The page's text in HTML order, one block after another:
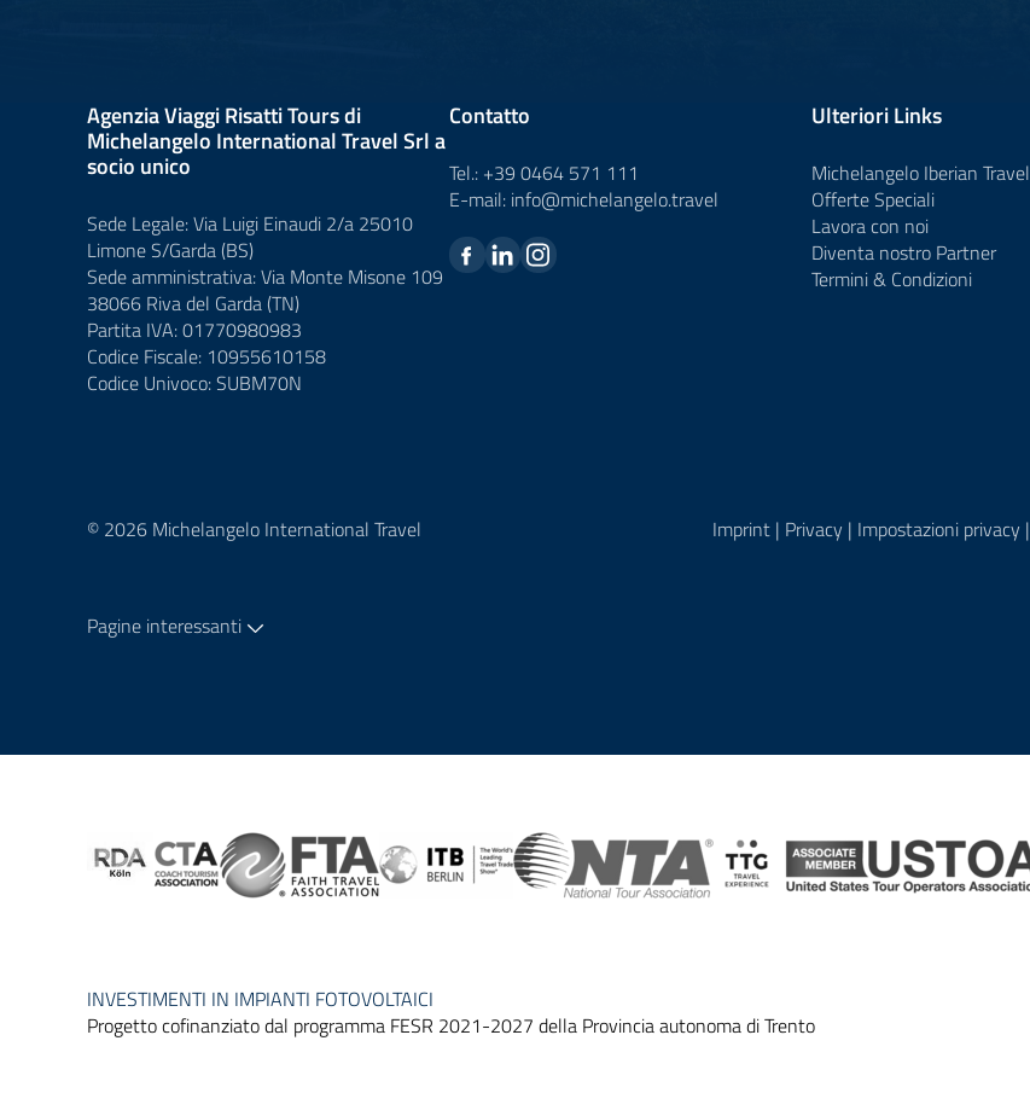
Agenzia Viaggi Risatti Tours di
Michelangelo International Travel Srl a
socio unico
Sede Legale: Via Luigi Einaudi 2/a 25010
Limone S/Garda (BS)
Sede amministrativa: Via Monte Misone 109
38066 Riva del Garda (TN)
Partita IVA: 01770980983
Codice Fiscale: 10955610158
Codice Univoco: SUBM70N
Contatto
Tel.: +39 0464 571 111
E-mail: info@michelangelo.travel
Ulteriori Links
Michelangelo Iberian Travel
Offerte Speciali
Lavora con noi
Diventa nostro Partner
Termini & Condizioni
© 2026 Michelangelo International Travel Imprint | Privacy | Impostazioni privacy |
Pagine interessanti
INVESTIMENTI IN IMPIANTI FOTOVOLTAICI
Progetto cofinanziato dal programma FESR 2021-2027 della Provincia autonoma di Trento